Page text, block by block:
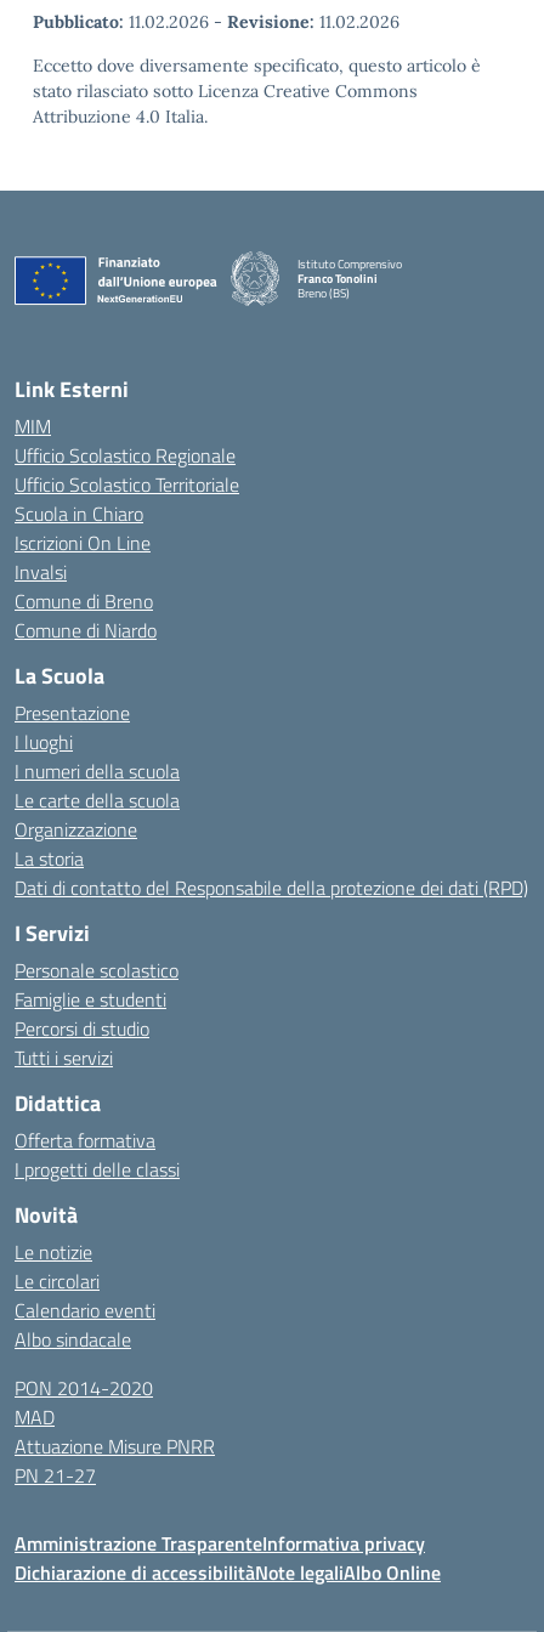
Pubblicato: 11.02.2026 - Revisione: 11.02.2026
Eccetto dove diversamente specificato, questo articolo è
stato rilasciato sotto Licenza Creative Commons
Attribuzione 4.0 Italia.
Istituto Comprensivo
Franco Tonolini
Breno (BS)
Link Esterni
MIM
Ufficio Scolastico Regionale
Ufficio Scolastico Territoriale
Scuola in Chiaro
Iscrizioni On Line
Invalsi
Comune di Breno
Comune di Niardo
La Scuola
Presentazione
I luoghi
I numeri della scuola
Le carte della scuola
Organizzazione
La storia
Dati di contatto del Responsabile della protezione dei dati (RPD)
I Servizi
Personale scolastico
Famiglie e studenti
Percorsi di studio
Tutti i servizi
Didattica
Offerta formativa
I progetti delle classi
Novità
Le notizie
Le circolari
Calendario eventi
Albo sindacale
PON 2014-2020
MAD
Attuazione Misure PNRR
PN 21-27
Amministrazione TrasparenteInformativa privacy
Dichiarazione di accessibilitàNote legaliAlbo Online